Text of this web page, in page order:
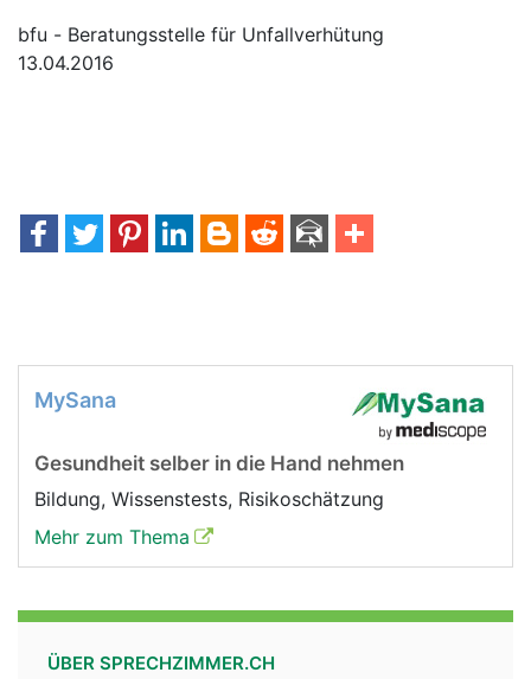
bfu - Beratungsstelle für Unfallverhütung
13.04.2016
MySana
Gesundheit selber in die Hand nehmen
Bildung, Wissenstests, Risikoschätzung
Mehr zum Thema
ÜBER SPRECHZIMMER.CH